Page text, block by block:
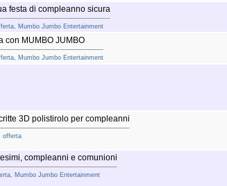
festa di compleanno sicura
Mumbo Jumbo Entertainment
con MUMBO JUMBO
Mumbo Jumbo Entertainment
3D polistirolo per compleanni
offerta
compleanni e comunioni
Mumbo Jumbo Entertainment